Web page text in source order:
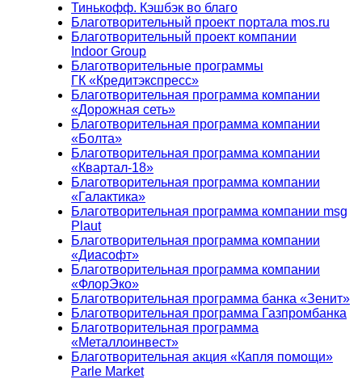
Тинькофф. Кэшбэк во благо
Благотворительный проект портала mos.ru
Благотворительный проект компании
Indoor Group
Благотворительные программы
ГК «Кредитэкспресс»
Благотворительная программа компании
«Дорожная сеть»
Благотворительная программа компании
«Болта»
Благотворительная программа компании
«Квартал-18»
Благотворительная программа компании
«Галактика»
Благотворительная программа компании msg
Plaut
Благотворительная программа компании
«Диасофт»
Благотворительная программа компании
«ФлорЭко»
Благотворительная программа банка «Зенит»
Благотворительная программа Газпромбанка
Благотворительная программа
«Металлоинвест»
Благотворительная акция «Капля помощи»
Parle Market